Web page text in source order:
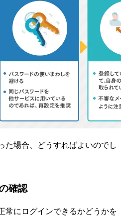
た場合、どうすればよいのでし
確認
常にログインできるかどうかを